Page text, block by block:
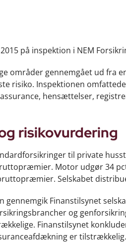
på inspektion i NEM
områder gennemgået ud fra
risiko. Inspektionen
hensættelser,
risikovurdering
til private
Motor udgør 34
bruttopræmier. Selskabet
gennemgik Finanstilsynet
og
Finanstilsynet
er tilstrækkelig.